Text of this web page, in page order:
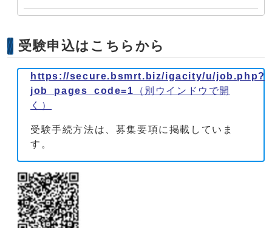
受験申込はこちらから
https://secure.bsmrt.biz/igacity/u/job.php?
job_pages_code=1 （別ウインドウで開
く）
受験手続方法は、募集要項に掲載していま
す。